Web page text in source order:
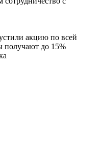
акцию по всей
получают до 15%